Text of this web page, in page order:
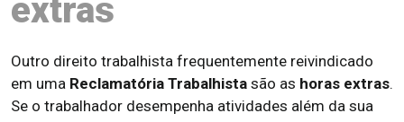
extras
Outro direito trabalhista frequentemente reivindicado
em uma Reclamatória Trabalhista são as horas extras.
Se o trabalhador desempenha atividades além da sua